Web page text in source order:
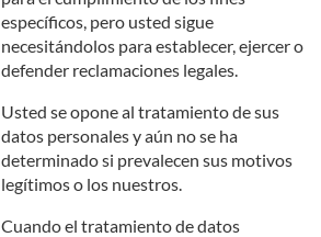
específicos, pero usted sigue
necesitándolos para establecer, ejercer o
defender reclamaciones legales.
Usted se opone al tratamiento de sus
datos personales y aún no se ha
determinado si prevalecen sus motivos
legítimos o los nuestros.
Cuando el tratamiento de datos